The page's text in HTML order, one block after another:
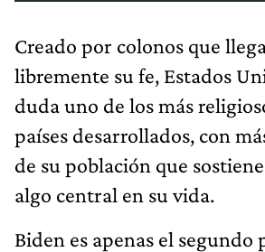
Creado por colonos que
libremente su fe, Estados
duda uno de los más
países desarrollados, con
de su población que
algo central en su vida.
Biden es apenas el segundo